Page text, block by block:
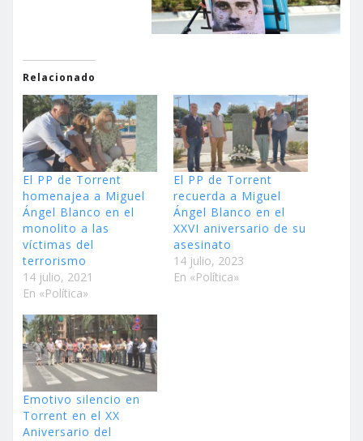
Relacionado
El PP de Torrent
homenajea a Miguel
Ángel Blanco en el
monolito a las
víctimas del
terrorismo
14 julio, 2021
En «Política»
El PP de Torrent
recuerda a Miguel
Ángel Blanco en el
XXVI aniversario de su
asesinato
14 julio, 2023
En «Política»
Emotivo silencio en
Torrent en el XX
Aniversario del